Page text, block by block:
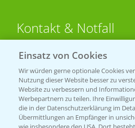
Kontakt & Notfall
Beratung auf WhatsApp
T.+49 (0)174 346 564 1
KONTAKT
Einsatz von Cookies
Wir würden gerne optionale Cookies
Nutzung dieser Website besser zu
Website zu verbessern und
Werbepartnern zu teilen. Ihre
die in der Datenschutzerklärung im
Übermittlungen an Empfänger in